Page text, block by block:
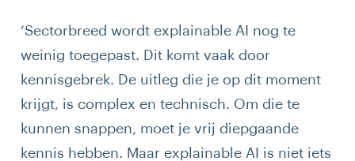
‘Sectorbreed wordt explainable AI nog te
weinig toegepast. Dit komt vaak door
kennisgebrek. De uitleg die je op dit moment
krijgt, is complex en technisch. Om die te
kunnen snappen, moet je vrij diepgaande
kennis hebben. Maar explainable AI is niet iets